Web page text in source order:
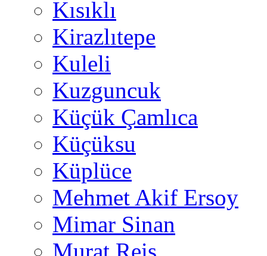
Kısıklı
Kirazlıtepe
Kuleli
Kuzguncuk
Küçük Çamlıca
Küçüksu
Küplüce
Mehmet Akif Ersoy
Mimar Sinan
Murat Reis